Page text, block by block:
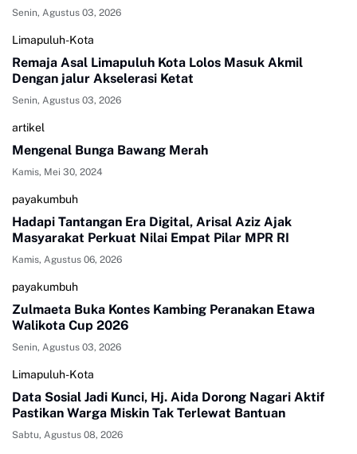
Senin, Agustus 03, 2026
Limapuluh-Kota
Remaja Asal Limapuluh Kota Lolos Masuk Akmil
Dengan jalur Akselerasi Ketat
Senin, Agustus 03, 2026
artikel
Mengenal Bunga Bawang Merah
Kamis, Mei 30, 2024
payakumbuh
Hadapi Tantangan Era Digital, Arisal Aziz Ajak
Masyarakat Perkuat Nilai Empat Pilar MPR RI
Kamis, Agustus 06, 2026
payakumbuh
Zulmaeta Buka Kontes Kambing Peranakan Etawa
Walikota Cup 2026
Senin, Agustus 03, 2026
Limapuluh-Kota
Data Sosial Jadi Kunci, Hj. Aida Dorong Nagari Aktif
Pastikan Warga Miskin Tak Terlewat Bantuan
Sabtu, Agustus 08, 2026